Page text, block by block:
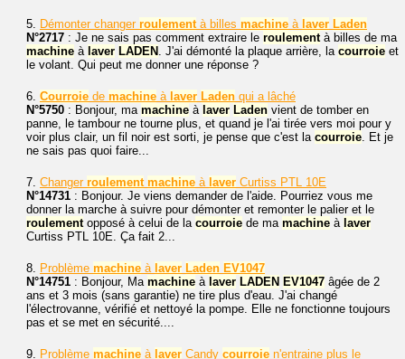
5. Démonter changer roulementà billes machine à laver Laden
N°2717 : Je ne sais pas comment extraire le roulementà billes de ma
machine à laver LADEN . J'ai démonté la plaque arrière, la courroie et
le volant. Qui peut me donner une réponse ?
6. Courroie de machine à laver Laden qui a lâché
N°5750 : Bonjour, ma machine à laver Laden vient de tomber en
panne, le tambour ne tourne plus, et quand je l'ai tirée vers moi pour y
voir plus clair, un fil noir est sorti, je pense que c'est la courroie. Et je
ne sais pas quoi faire...
7. Changer roulement machine à laver Curtiss PTL 10E
N°14731 : Bonjour. Je viens demander de l'aide. Pourriez vous me
donner la marche à suivre pour démonter et remonter le palier et le
roulementopposé à celui de la courroie de ma machine à laver
Curtiss PTL 10E. Ça fait 2...
8. Problème machine à laver Laden EV1047
N°14751 : Bonjour, Ma machine à laver LADEN EV1047 âgée de 2
ans et 3 mois (sans garantie) ne tire plus d'eau. J'ai changé
l'électrovanne, vérifié et nettoyé la pompe. Elle ne fonctionne toujours
pas et se met en sécurité....
9. Problème machine à laver Candy courroie n'entraine plus le